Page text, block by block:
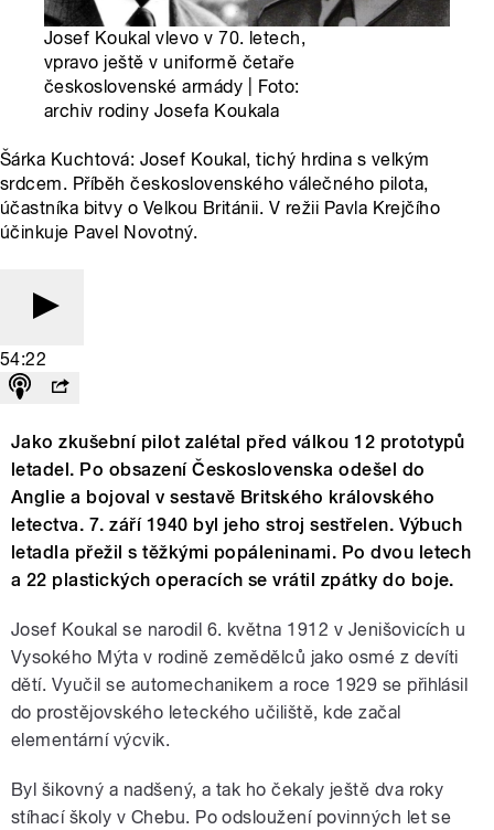
Josef Koukal vlevo v 70. letech,
vpravo ještě v uniformě četaře
československé armády | Foto:
archiv rodiny Josefa Koukala
Šárka Kuchtová: Josef Koukal, tichý hrdina s velkým
srdcem. Příběh československého válečného pilota,
účastníka bitvy o Velkou Británii. V režii Pavla Krejčího
účinkuje Pavel Novotný.
54:22
Jako zkušební pilot zalétal před válkou 12 prototypů
letadel. Po obsazení Československa odešel do
Anglie a bojoval v sestavě Britského královského
letectva. 7. září 1940 byl jeho stroj sestřelen. Výbuch
letadla přežil s těžkými popáleninami. Po dvou letech
a 22 plastických operacích se vrátil zpátky do boje.
Josef Koukal se narodil 6. května 1912 v Jenišovicích u
Vysokého Mýta v rodině zemědělců jako osmé z devíti
dětí. Vyučil se automechanikem a roce 1929 se přihlásil
do prostějovského leteckého učiliště, kde začal
elementární výcvik.
Byl šikovný a nadšený, a tak ho čekaly ještě dva roky
stíhací školy v Chebu. Po odsloužení povinných let se